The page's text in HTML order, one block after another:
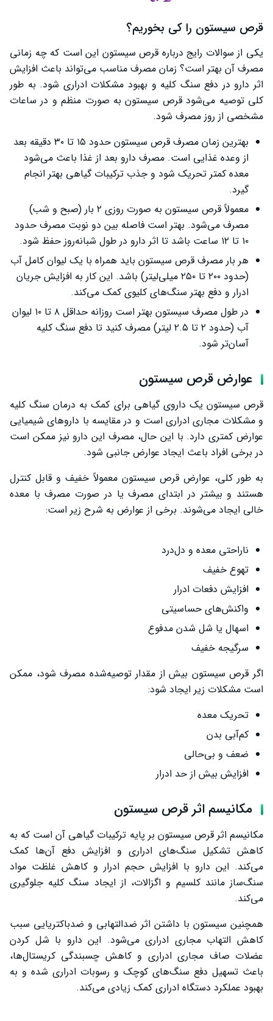
قرص سیستون را کی بخوریم؟
یکی از سوالات رایج درباره قرص سیستون این است که چه زمانی
مصرف آن بهتر است؟ زمان مصرف مناسب می‌تواند باعث افزایش
اثر دارو در دفع سنگ کلیه و بهبود مشکلات ادراری شود. به طور
کلی توصیه می‌شود قرص سیستون به صورت منظم و در ساعات
مشخصی از روز مصرف شود.
بهترین زمان مصرف قرص سیستون حدود ۱۵ تا ۳۰ دقیقه بعد
از وعده غذایی است. مصرف دارو بعد از غذا باعث می‌شود
معده کمتر تحریک شود و جذب ترکیبات گیاهی بهتر انجام
گیرد.
معمولاً قرص سیستون به صورت روزی ۲ بار (صبح و شب)
مصرف می‌شود. بهتر است فاصله بین دو نوبت مصرف حدود
۱۰ تا ۱۲ ساعت باشد تا اثر دارو در طول شبانه‌روز حفظ شود.
هر بار مصرف قرص سیستون باید همراه با یک لیوان کامل آب
(حدود ۲۰۰ تا ۲۵۰ میلی‌لیتر) باشد. این کار به افزایش جریان
ادرار و دفع بهتر سنگ‌های کلیوی کمک می‌کند.
در طول مصرف سیستون بهتر است روزانه حداقل ۸ تا ۱۰ لیوان
آب (حدود ۲ تا ۲.۵ لیتر) مصرف کنید تا دفع سنگ کلیه
آسان‌تر شود.
عوارض قرص سیستون
قرص سیستون یک داروی گیاهی برای کمک به درمان سنگ کلیه
و مشکلات مجاری ادراری است و در مقایسه با داروهای شیمیایی
عوارض کمتری دارد. با این حال، مصرف این دارو نیز ممکن است
در برخی افراد باعث ایجاد عوارض جانبی شود.
به طور کلی، عوارض قرص سیستون معمولاً خفیف و قابل کنترل
هستند و بیشتر در ابتدای مصرف یا در صورت مصرف با معده
خالی ایجاد می‌شوند. برخی از عوارض به شرح زیر است:
ناراحتی معده و دل‌درد
تهوع خفیف
افزایش دفعات ادرار
واکنش‌های حساسیتی
اسهال یا شل شدن مدفوع
سرگیجه خفیف
اگر قرص سیستون بیش از مقدار توصیه‌شده مصرف شود، ممکن
است مشکلات زیر ایجاد شود:
تحریک معده
کم‌آبی بدن
ضعف و بی‌حالی
افزایش بیش از حد ادرار
مکانیسم اثر قرص سیستون
مکانیسم اثر قرص سیستون بر پایه ترکیبات گیاهی آن است که به
کاهش تشکیل سنگ‌های ادراری و افزایش دفع آن‌ها کمک
می‌کند. این دارو با افزایش حجم ادرار و کاهش غلظت مواد
سنگ‌ساز مانند کلسیم و اگزالات، از ایجاد سنگ کلیه جلوگیری
می‌کند.
همچنین سیستون با داشتن اثر ضدالتهابی و ضدباکتریایی سبب
کاهش التهاب مجاری ادراری می‌شود. این دارو با شل کردن
عضلات صاف مجاری ادراری و کاهش چسبندگی کریستال‌ها،
باعث تسهیل دفع سنگ‌های کوچک و رسوبات ادراری شده و به
بهبود عملکرد دستگاه ادراری کمک زیادی می‌کند.